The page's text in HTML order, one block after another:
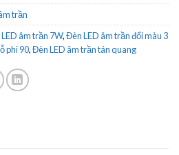
trần
âm trần 7W,Đèn LED âm trần đổi màu 3
phi 90,Đèn LED âm trần tán quang